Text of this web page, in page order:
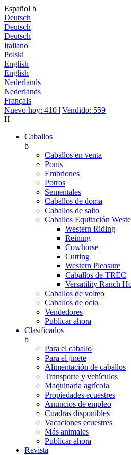
Español b
Deutsch
Deutsch
Deutsch
Italiano
Polski
English
English
Nederlands
Nederlands
Français
Nuevo hoy: 410 | Vendido: 559
H
Caballos
b
Caballos en venta
Ponis
Embriones
Potros
Sementales
Caballos de doma
Caballos de salto
Caballos Equitación
Western Riding
Reining
Cowhorse
Cutting
Western Pleasure
Caballos de TREC
Versatility Ranch
Caballos de volteo
Caballos de ocio
Vendedores
Publicar ahora
Clasificados
b
Para el caballo
Para el jinete
Alimentación de caballos
Transporte y vehículos
Maquinaria agrícola
Propiedades ecuestres
Anuncios de empleo
Cuadras disponibles
Vacaciones ecuestres
Más animales
Publicar ahora
Revista